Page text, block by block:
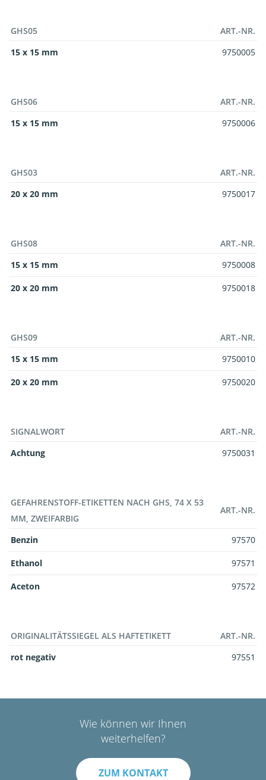
GHS05
ART.-NR.
15 x 15 mm
9750005
GHS06
ART.-NR.
15 x 15 mm
9750006
GHS03
ART.-NR.
20 x 20 mm
9750017
GHS08
ART.-NR.
15 x 15 mm
9750008
20 x 20 mm 9750018
GHS09
ART.-NR.
15 x 15 mm
9750010
20 x 20 mm 9750020
SIGNALWORT
ART.-NR.
Achtung
9750031
GEFAHRENSTOFF-ETIKETTEN NACH GHS, 74 X 53
MM, ZWEIFARBIG
ART.-NR.
Benzin 97570
Ethanol 97571
Aceton 97572
ORIGINALITÄTSSIEGEL ALS HAFTETIKETT
ART.-NR.
rot negativ
97551
Wie können wir Ihnen
weiterhelfen?
ZUM KONTAKT